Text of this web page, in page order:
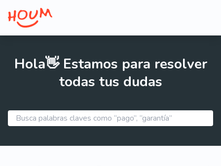
Hola👋 Estamos para resolver
todas tus dudas